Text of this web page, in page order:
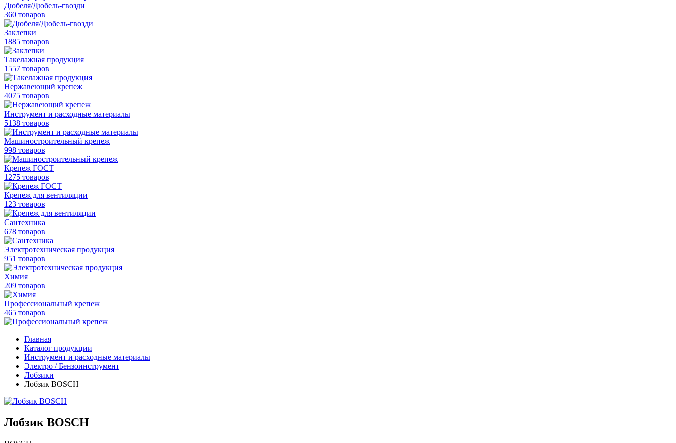
Дюбеля/Дюбель-гвозди
360 товаров
Заклепки
1885 товаров
Такелажная продукция
1557 товаров
Нержавеющий крепеж
4075 товаров
Инструмент и расходные материалы
5138 товаров
Машиностроительный крепеж
998 товаров
Крепеж ГОСТ
1275 товаров
Крепеж для вентиляции
123 товаров
Сантехника
678 товаров
Электротехническая продукция
951 товаров
Химия
209 товаров
Профессиональный крепеж
465 товаров
Главная
Каталог продукции
Инструмент и расходные материалы
Электро / Бензоинструмент
Лобзики
Лобзик BOSCH
Лобзик BOSCH